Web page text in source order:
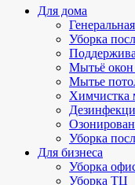
Для дома
Уборка
Мытьё окон
Мытье
Химчистка
Уборка
Для бизнеса
Уборка
Уборка ТЦ